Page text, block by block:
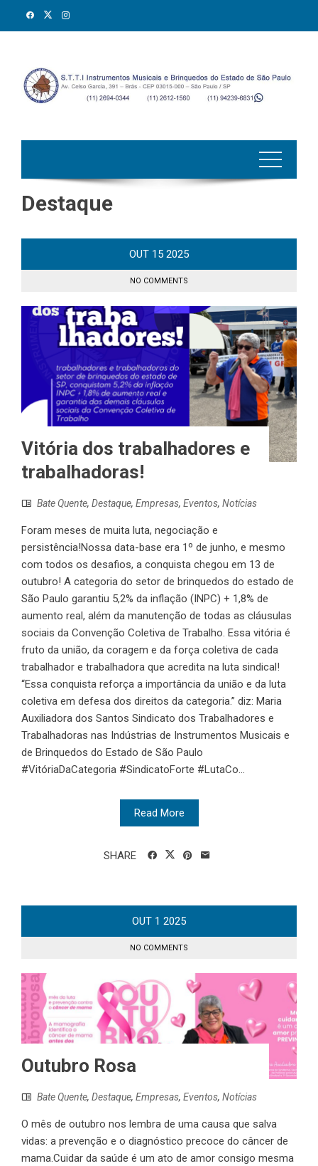
Destaque
OUT 15 2025
NO COMMENTS
Vitória dos trabalhadores e
trabalhadoras!
Bate Quente, Destaque, Empresas, Eventos, Notícias
Foram meses de muita luta, negociação e
persistência!Nossa data-base era 1º de junho, e mesmo
com todos os desafios, a conquista chegou em 13 de
outubro! A categoria do setor de brinquedos do estado de
São Paulo garantiu 5,2% da inflação (INPC) + 1,8% de
aumento real, além da manutenção de todas as cláusulas
sociais da Convenção Coletiva de Trabalho. Essa vitória é
fruto da união, da coragem e da força coletiva de cada
trabalhador e trabalhadora que acredita na luta sindical!
“Essa conquista reforça a importância da união e da luta
coletiva em defesa dos direitos da categoria.” diz: Maria
Auxiliadora dos Santos Sindicato dos Trabalhadores e
Trabalhadoras nas Indústrias de Instrumentos Musicais e
de Brinquedos do Estado de São Paulo
#VitóriaDaCategoria #SindicatoForte #LutaCo...
Read More
SHARE
OUT 1 2025
NO COMMENTS
Outubro Rosa
Bate Quente, Destaque, Empresas, Eventos, Notícias
O mês de outubro nos lembra de uma causa que salva
vidas: a prevenção e o diagnóstico precoce do câncer de
mama.Cuidar da saúde é um ato de amor consigo mesma